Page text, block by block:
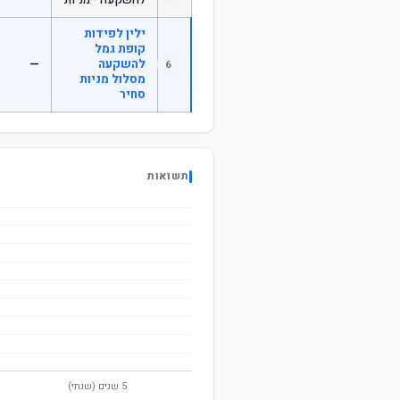
6
ילין לפידות
קופת גמל
להשקעה
מסלול מניות
סחיר
—
תשואות